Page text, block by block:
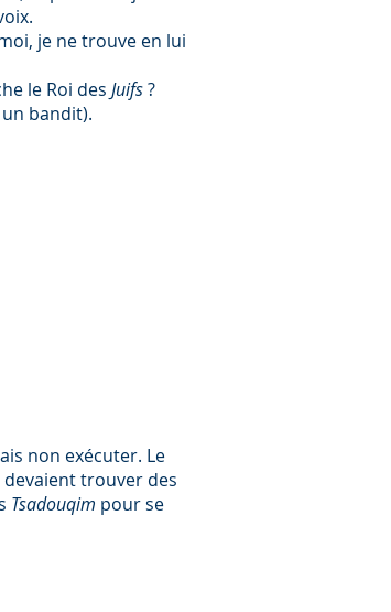
je ne trouve en lui
le Roi des Juifs?
bandit).
non exécuter. Le
trouver des
Tsadouqim pour se